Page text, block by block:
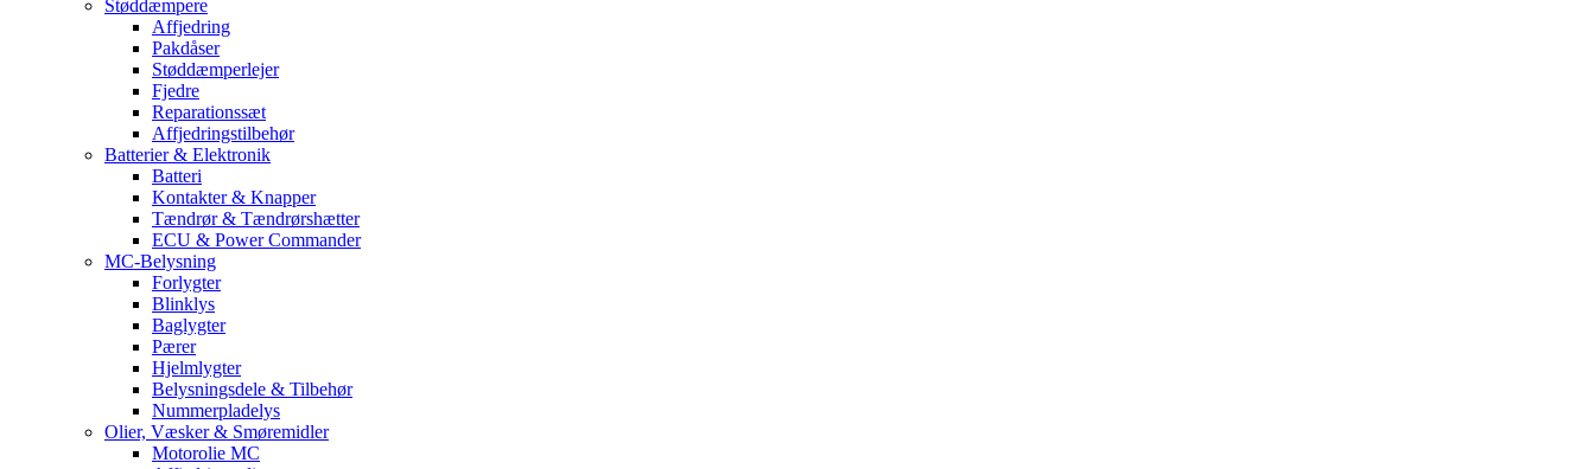
Støddæmpere
Affjedring
Pakdåser
Støddæmperlejer
Fjedre
Reparationssæt
Affjedringstilbehør
Batterier & Elektronik
Batteri
Kontakter & Knapper
Tændrør & Tændrørshætter
ECU & Power Commander
MC-Belysning
Forlygter
Blinklys
Baglygter
Pærer
Hjelmlygter
Belysningsdele & Tilbehør
Nummerpladelys
Olier, Væsker & Smøremidler
Motorolie MC